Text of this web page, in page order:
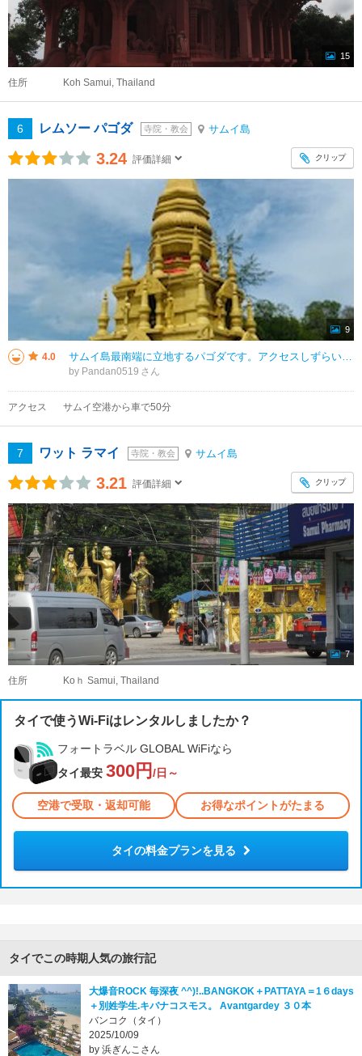
15
住所 Koh Samui, Thailand
6 レムソー パゴダ 寺院・教会 サムイ島
3.24 評価詳細 クリップ
9
4.0 サムイ島最南端に立地するパゴダです。アクセスしずらい場所なので観光客の姿は少ないですが、そのぶん島の人々の生活が垣間見ることができます。特に厳しく咎められることはないかもしれませんが、場所柄露出の多い服装は避けたほうがよい
by Pandan0519
アクセス サムイ空港から車で50分
7 ワット ラマイ 寺院・教会 サムイ島
3.21 評価詳細 クリップ
7
住所 Koｈ Samui, Thailand
タイで使うWi-Fiはレンタルしましたか？
フォートラベル GLOBAL WiFiなら
タイ最安 300円 /日～
空港で受取・返却可能 お得なポイントがたまる
タイの料金プランを見る
タイでこの時期人気の旅行記
大爆音ROCK 毎深夜 ^^)!..BANGKOK＋PATTAYA＝1６days
＋別姓学生.キバナコスモス。 Avantgardey ３０本
バンコク（タイ）
2025/10/09
by 浜ぎんこさん